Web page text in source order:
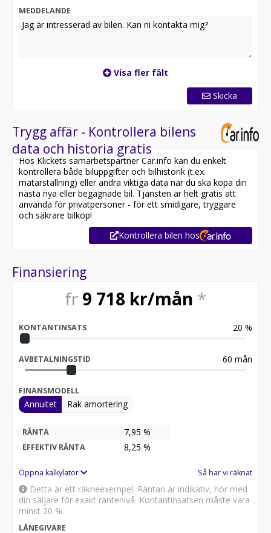
placerad på en annan anläggning eller reserverad*
Utrustning inkluderar:
- Apple Carplay
- Luftfjädring
Jämför denna bil med någon av våra andra BMW X5 i
lager. Se våra bilar på
https://www.riddermarkbil.se/kopa-bil/?series=x5
Övrig information om bilen:
Vid blandad körning är förbrukning endast 0.17 l/mil
Elräckvidd enligt WLTP på 83 km
2024-04-22 - 3367 mil
Besök
för att:
• Se närbilder och film på bilen
• Reservera bilen direkt online
Därför ska du välja Riddermark Bil:
* Erbjuder hemleverans i hela Sverige
* 14 dagars helförsäkring via Folksam
* Våra bilar är testade på över 100 punkter
* Kvalitetssäkrade bilar
RIDDERMARK BIL TRYGGHETSPAKET:
Skydda din bil med vårt trygghetspaket. Välj mellan 12-
60 månaders garanti och komplettera med extra
MEDDELANDE
Visa fler fält
Skicka
Trygg affär - Kontrollera bilens
data och historia gratis
Hos Klickets samarbetspartner Car.info kan du enkelt
kontrollera både biluppgifter och bilhistorik (t.ex.
mätarställning) eller andra viktiga data när du ska köpa din
nästa nya eller begagnade bil. Tjänsten är helt gratis att
använda för privatpersoner - för ett smidigare, tryggare
och säkrare bilköp!
Kontrollera bilen hos
Finansiering
fr 9 718 kr/mån *
KONTANTINSATS 20 %
AVBETALNINGSTID 60 mån
FINANSMODELL
Annuitet Rak amortering
RÄNTA 7,95 %
EFFEKTIV RÄNTA 8,25 %
Öppna kalkylator Så har vi räknat
Detta är ett räkneexempel. Räntan är indikativ, hör med
din säljare för exakt räntenivå. Kontantinsatsen måste vara
minst 20 %.
LÅNEGIVARE